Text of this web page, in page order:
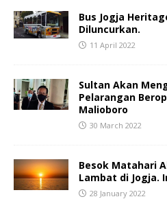
Bus Jogja
Diluncurkan.
11 April 2022
Sultan Akan
Pelarangan
Malioboro
30 March 2022
Besok Matahari
Lambat di Jogja.
28 January 2022